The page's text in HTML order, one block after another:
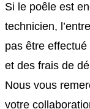
Si le poêle est
technicien,
pas être effectué
et des frais de
Nous vous
votre